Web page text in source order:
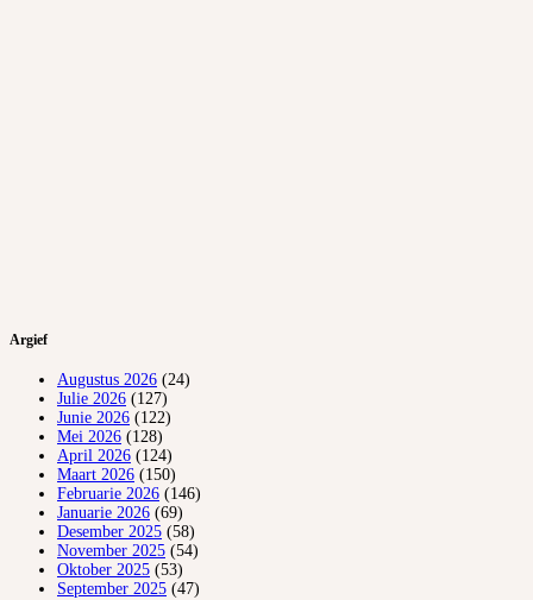
Argief
Augustus 2026 (24)
Julie 2026 (127)
Junie 2026 (122)
Mei 2026 (128)
April 2026 (124)
Maart 2026 (150)
Februarie 2026 (146)
Januarie 2026 (69)
Desember 2025 (58)
November 2025 (54)
Oktober 2025 (53)
September 2025 (47)